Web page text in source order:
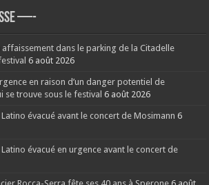
—-
affaissement dans le parking de la Citadelle
6 août 2026
en raison d’un danger potentiel de
se trouve sous le festival 6 août 2026
évacué avant le concert de Mosimann 6
évacué en urgence avant le concert de